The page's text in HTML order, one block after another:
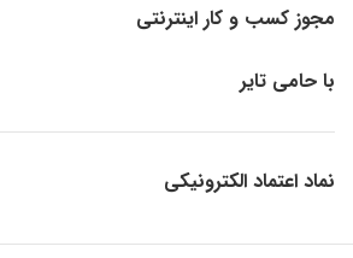
مجوز کسب و کار اینترنتی
با حامی تایر
نماد اعتماد الکترونیکی